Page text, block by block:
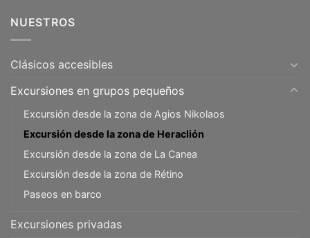
NUESTROS
Clásicos accesibles
Excursiones en grupos pequeños
Excursión desde la zona de Agios Nikolaos
Excursión desde la zona de Heraclión
Excursión desde la zona de La Canea
Excursión desde la zona de Rétino
Paseos en barco
Excursiones privadas